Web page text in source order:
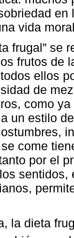
vida
frugal” se
frutos de
ellos
de
como
un estilo
come
por el
sentidos,
la dieta